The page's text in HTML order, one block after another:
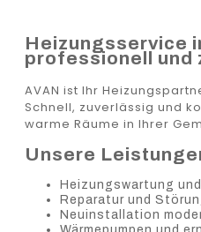
Heizungsservice
professionell und
AVAN ist Ihr
Schnell, zuverlässig und
warme Räume in Ihrer
Unsere
Heizungswartung
Reparatur und
Neuinstallation